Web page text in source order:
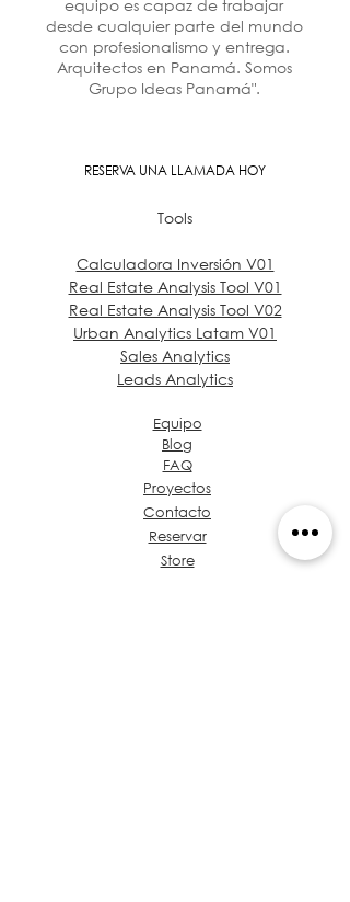
equipo es capaz de trabajar
desde cualquier parte del mundo
con profesionalismo y entrega.
Arquitectos en Panamá. Somos
Grupo Ideas Panamá".
RESERVA UNA LLAMADA HOY
Tools
Calculadora Inversión V01
Real Estate Analysis Tool V01
Real Estate Analysis Tool V02
Urban Analytics Latam V01
Sales Analytics
Leads Analytics
Equipo
Blog
FAQ
Proyectos
Contacto
Reservar
Store